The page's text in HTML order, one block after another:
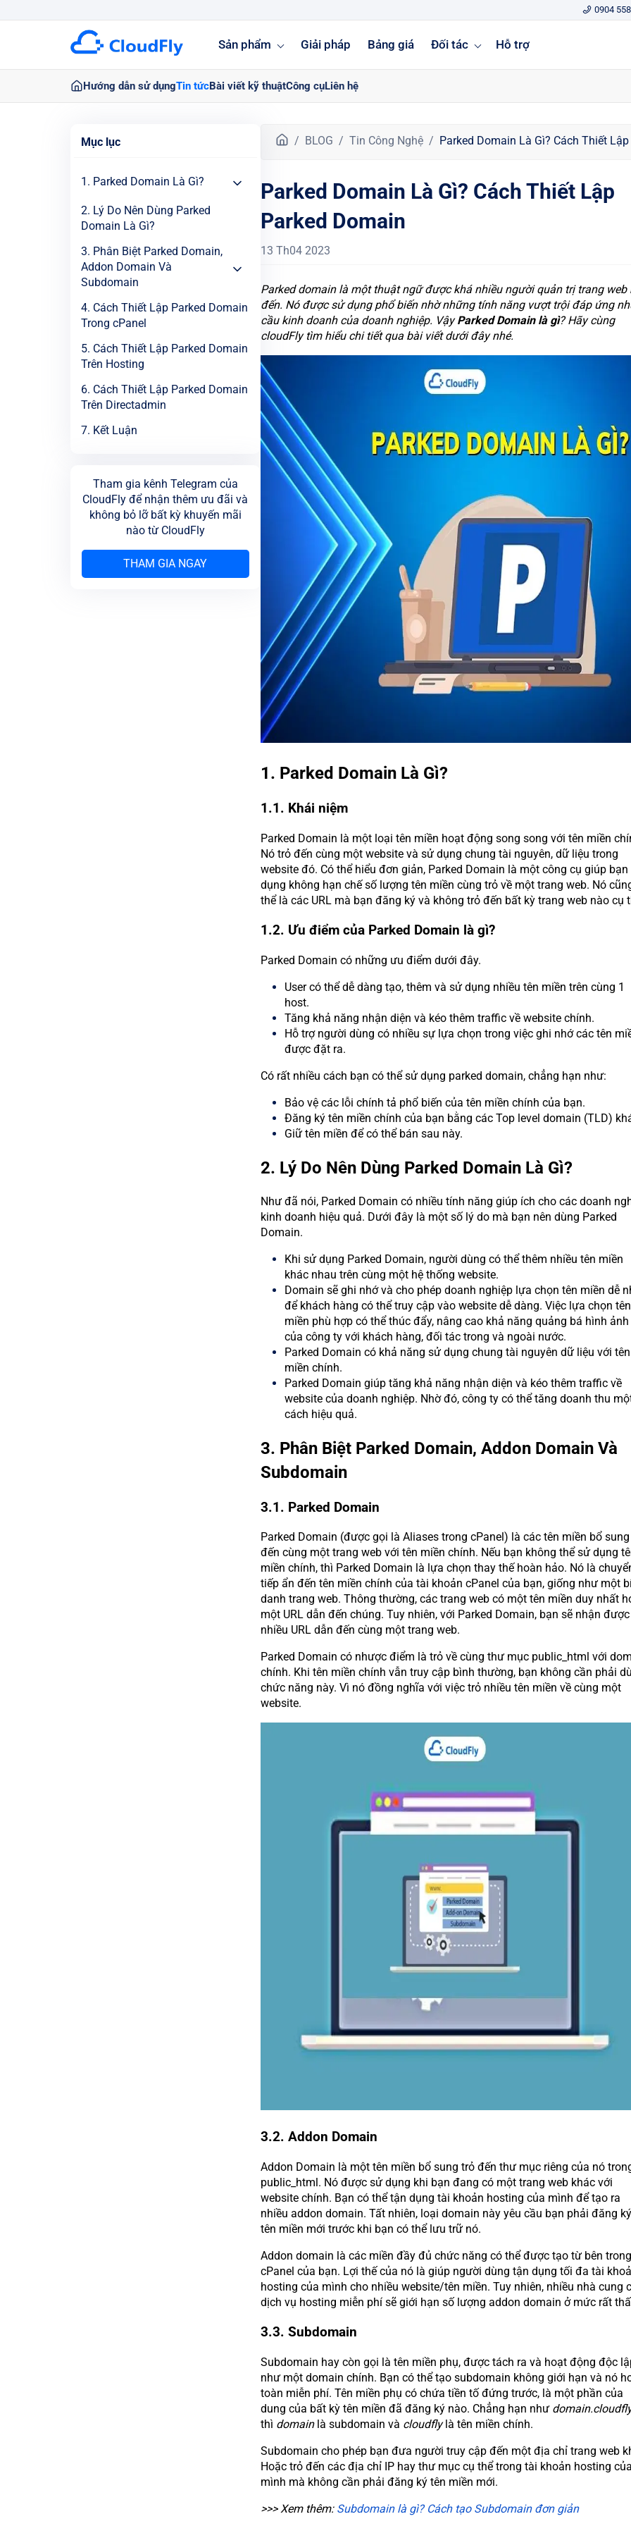
0904
Sản phẩm Giải pháp Bảng giá Đối tác Hỗ trợ
Hướng dẫn sử dụngTin tứcBài viết kỹ thuậtCông cụLiên hệ
Mục lục
1. Parked Domain Là Gì?
2. Lý Do Nên Dùng Parked
Domain Là Gì?
3. Phân Biệt Parked Domain,
Addon Domain Và
Subdomain
4. Cách Thiết Lập Parked Domain
Trong cPanel
5. Cách Thiết Lập Parked Domain
Trên Hosting
6. Cách Thiết Lập Parked Domain
Trên Directadmin
7. Kết Luận
Tham gia kênh Telegram của
CloudFly để nhận thêm ưu đãi và
không bỏ lỡ bất kỳ khuyến mãi
nào từ CloudFly
THAM GIA NGAY
T
n
g
c
h
ủ
BLOG Tin Công Nghệ Parked Domain Là Gì? Cách Thiết
Parked Domain Là Gì? Cách Thiết Lập
Parked Domain
13 Th04 2023
Parked domain là một thuật ngữ được khá nhiều người quản trị trang web
đến. Nó được sử dụng phổ biến nhờ những tính năng vượt trội đáp ứng
cầu kinh doanh của doanh nghiệp. VậyParked Domain là gì? Hãy cùng
cloudFly tìm hiểu chi tiết qua bài viết dưới đây nhé.
1. Parked Domain Là Gì?
1.1. Khái niệm
Parked Domain là một loại tên miền hoạt động song song với tên miền
Nó trỏ đến cùng một website và sử dụng chung tài nguyên, dữ liệu trong
website đó. Có thể hiểu đơn giản, Parked Domain là một công cụ giúp bạn
dụng không hạn chế số lượng tên miền cùng trỏ về một trang web. Nó
thể là các URL mà bạn đăng ký và không trỏ đến bất kỳ trang web nào cụ
1.2. Ưu điểm của Parked Domain là gì?
Parked Domain có những ưu điểm dưới đây.
User có thể dễ dàng tạo, thêm và sử dụng nhiều tên miền trên cùng 1
host.
Tăng khả năng nhận diện và kéo thêm traffic về website chính.
Hỗ trợ người dùng có nhiều sự lựa chọn trong việc ghi nhớ các tên
được đặt ra.
Có rất nhiều cách bạn có thể sử dụng parked domain, chẳng hạn như:
Bảo vệ các lỗi chính tả phổ biến của tên miền chính của bạn.
Đăng ký tên miền chính của bạn bằng các Top level domain (TLD)
Giữ tên miền để có thể bán sau này.
2. Lý Do Nên Dùng Parked Domain Là Gì?
Như đã nói, Parked Domain có nhiều tính năng giúp ích cho các doanh
kinh doanh hiệu quả. Dưới đây là một số lý do mà bạn nên dùng Parked
Domain.
Khi sử dụng Parked Domain, người dùng có thể thêm nhiều tên miền
khác nhau trên cùng một hệ thống website.
Domain sẽ ghi nhớ và cho phép doanh nghiệp lựa chọn tên miền dễ
để khách hàng có thể truy cập vào website dễ dàng. Việc lựa chọn tên
miền phù hợp có thể thúc đẩy, nâng cao khả năng quảng bá hình ảnh
của công ty với khách hàng, đối tác trong và ngoài nước.
Parked Domain có khả năng sử dụng chung tài nguyên dữ liệu với tên
miền chính.
Parked Domain giúp tăng khả năng nhận diện và kéo thêm traffic về
website của doanh nghiệp. Nhờ đó, công ty có thể tăng doanh thu
cách hiệu quả.
3. Phân Biệt Parked Domain, Addon Domain Và
Subdomain
3.1. Parked Domain
Parked Domain (được gọi là Aliases trong cPanel) là các tên miền bổ
đến cùng một trang web với tên miền chính. Nếu bạn không thể sử dụng
miền chính, thì Parked Domain là lựa chọn thay thế hoàn hảo. Nó là
tiếp ẩn đến tên miền chính của tài khoản cPanel của bạn, giống như một
danh trang web. Thông thường, các trang web có một tên miền duy nhất
một URL dẫn đến chúng. Tuy nhiên, với Parked Domain, bạn sẽ nhận được
nhiều URL dẫn đến cùng một trang web.
Parked Domain có nhược điểm là trỏ về cùng thư mục public_html với
chính. Khi tên miền chính vẫn truy cập bình thường, bạn không cần phải
chức năng này. Vì nó đồng nghĩa với việc trỏ nhiều tên miền về cùng một
website.
3.2. Addon Domain
Addon Domain là một tên miền bổ sung trỏ đến thư mục riêng của nó
public_html. Nó được sử dụng khi bạn đang có một trang web khác với
website chính. Bạn có thể tận dụng tài khoản hosting của mình để tạo ra
nhiều addon domain. Tất nhiên, loại domain này yêu cầu bạn phải đăng ký
tên miền mới trước khi bạn có thể lưu trữ nó.
Addon domain là các miền đầy đủ chức năng có thể được tạo từ bên trong
cPanel của bạn. Lợi thế của nó là giúp người dùng tận dụng tối đa tài
hosting của mình cho nhiều website/tên miền. Tuy nhiên, nhiều nhà cung
dịch vụ hosting miễn phí sẽ giới hạn số lượng addon domain ở mức rất
3.3. Subdomain
Subdomain hay còn gọi là tên miền phụ, được tách ra và hoạt động độc
như một domain chính. Bạn có thể tạo subdomain không giới hạn và nó
toàn miễn phí. Tên miền phụ có chứa tiền tố đứng trước, là một phần của
dung của bất kỳ tên miền đã đăng ký nào. Chẳng hạn như
thì domain là subdomain và cloudfly là tên miền chính.
Subdomain cho phép bạn đưa người truy cập đến một địa chỉ trang web
Hoặc trỏ đến các địa chỉ IP hay thư mục cụ thể trong tài khoản hosting của
mình mà không cần phải đăng ký tên miền mới.
>>> Xem thêm: Subdomain là gì? Cách tạo Subdomain đơn giản